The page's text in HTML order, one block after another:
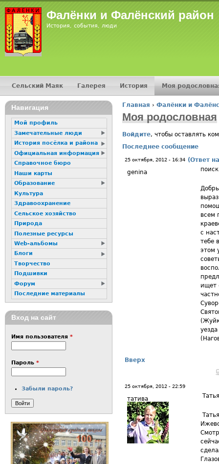
Фалёнки и Фалёнский район
История, события, люди
Вы здесь
Главная › Фалёнки и
Моя родословная
Войдите, чтобы оставлять
Последнее сообщение
25 октября, 2012 - 16:34 (Ответ
genina
всем
с
тебе
этом
ищет
Вверх
25 октября, 2012 - 22:59
татива
Главное меню
Сельский Маяк Галерея История Моя
16+
Навигация
Мой профиль
Замечательные люди
История посёлка и района
Официальная информация
Справочное бюро
Наши карты
Образование
Культура
Здравоохранение
Сельское хозяйство
Природа
Полезные ресурсы
Web-альбомы
Блоги
Творчество
Подшивки
Форум
Последние материалы
Вход на сайт
Имя пользователя *
Пароль *
Забыли пароль?